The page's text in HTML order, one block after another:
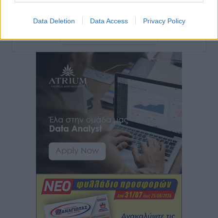
Data Deletion Data Access Privacy Policy
Νέο ξενοδοχείο στη Ρόδο για την H Hotels –
Τοπικές Ειδήσεις• πριν 10 ώρες
Αυτοκίνητο μπήκε παράνομα σε μονόδρομο στο
Μαστιχάρι – Αναποδογύρισε όχημα με μητέρα και
5χρονο παιδί
Τοπικές Ειδήσεις• πριν 10 ώρες
“Η Ευρώπη αντιμετώπιζε το προσφυγικό σαν ταινία
τρόμου” – Η συγκλονιστική μαρτυρία της Χαρούλας
Γιασιράνη στον RV για τα γεγονότα που οδήγησαν στο
Σύμφωνο της Λέρου
Τοπικές Ειδήσεις• πριν 10 ώρες